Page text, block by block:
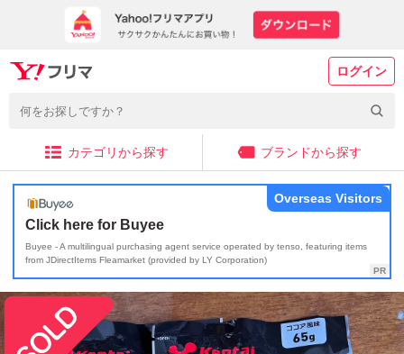
ログイン
カテゴリから探す ブランドから探す
Click here for Buyee
Buyee - A multilingual purchasing agent service operated by tenso, featuring items
from JDirectItems Fleamarket (provided by LY Corporation)
Overseas Visitors